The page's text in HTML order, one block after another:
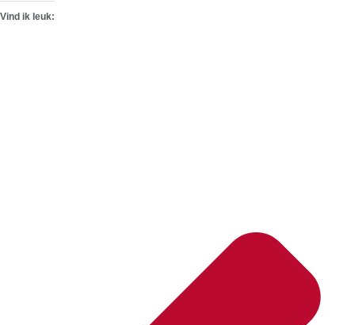
Vind ik leuk: